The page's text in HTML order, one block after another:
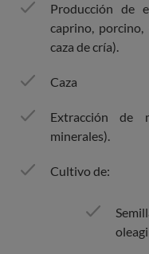
Producción de
caprino,
caza de cría).
Caza
Extracción de
minerales).
Cultivo de: